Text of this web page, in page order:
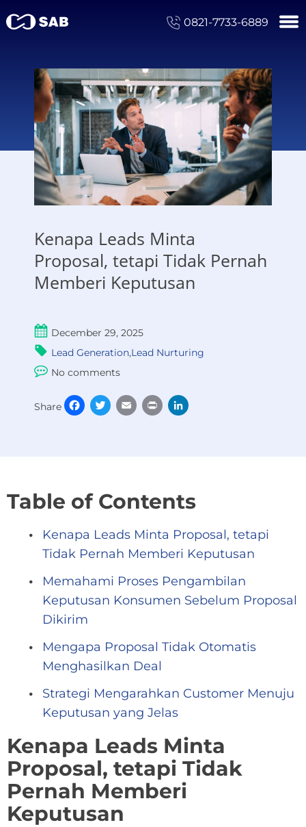
0821-7733-6889
Kenapa Leads Minta
Proposal, tetapi Tidak Pernah
Memberi Keputusan
December 29, 2025
Lead Generation,Lead Nurturing
No comments
Share Facebook
TwitterEmail Print
Table of Contents
Kenapa Leads Minta Proposal, tetapi
Tidak Pernah Memberi Keputusan
Memahami Proses Pengambilan
Keputusan Konsumen Sebelum Proposal
Dikirim
Mengapa Proposal Tidak Otomatis
Menghasilkan Deal
Strategi Mengarahkan Customer Menuju
Keputusan yang Jelas
Kenapa Leads Minta
Proposal, tetapi Tidak
Pernah Memberi
Keputusan